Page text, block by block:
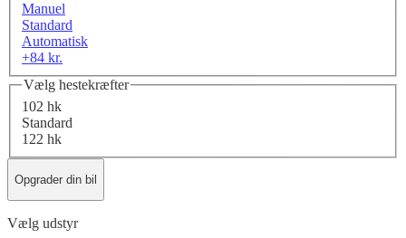
Manuel
Standard
Automatisk
+84 kr.
Vælg hestekræfter
102 hk
Standard
122 hk
Opgrader din bil
Vælg udstyr